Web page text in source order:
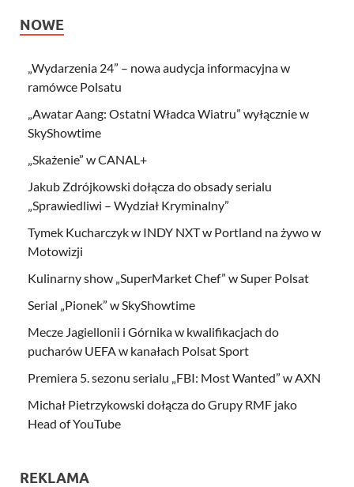
NOWE
„Wydarzenia 24” – nowa audycja informacyjna w
ramówce Polsatu
„Awatar Aang: Ostatni Władca Wiatru” wyłącznie w
SkyShowtime
„Skażenie” w CANAL+
Jakub Zdrójkowski dołącza do obsady serialu
„Sprawiedliwi – Wydział Kryminalny”
Tymek Kucharczyk w INDY NXT w Portland na żywo w
Motowizji
Kulinarny show „SuperMarket Chef” w Super Polsat
Serial „Pionek” w SkyShowtime
Mecze Jagiellonii i Górnika w kwalifikacjach do
pucharów UEFA w kanałach Polsat Sport
Premiera 5. sezonu serialu „FBI: Most Wanted” w AXN
Michał Pietrzykowski dołącza do Grupy RMF jako
Head of YouTube
REKLAMA